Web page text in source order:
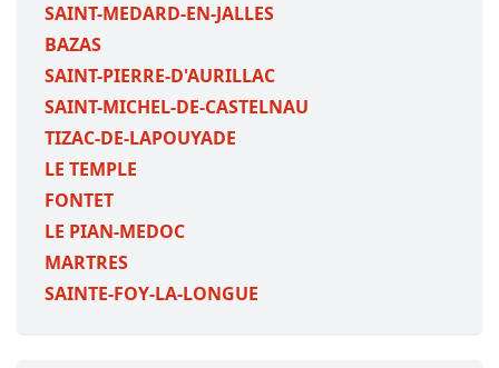
SAINT-MEDARD-EN-JALLES
BAZAS
SAINT-PIERRE-D'AURILLAC
SAINT-MICHEL-DE-CASTELNAU
TIZAC-DE-LAPOUYADE
LE TEMPLE
FONTET
LE PIAN-MEDOC
MARTRES
SAINTE-FOY-LA-LONGUE